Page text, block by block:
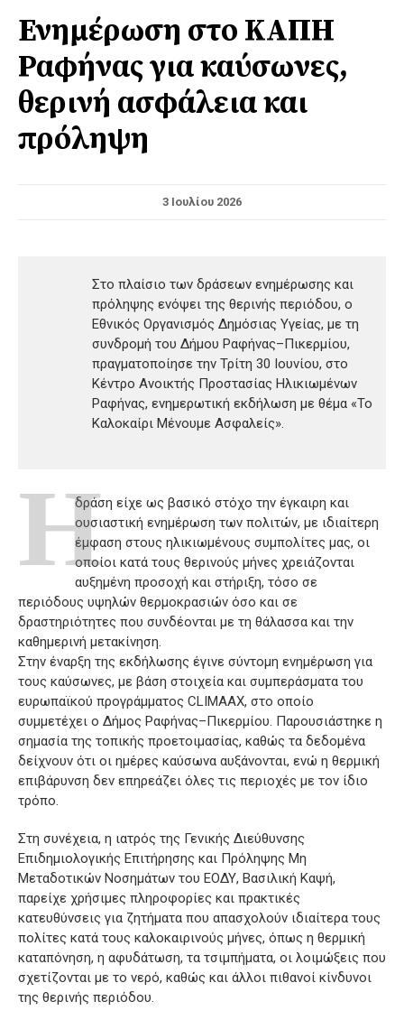
Ενημέρωση στο ΚΑΠΗ
Ραφήνας για καύσωνες,
θερινή ασφάλεια και
πρόληψη
3 Ιουλίου 2026
Στο πλαίσιο των δράσεων ενημέρωσης και
πρόληψης ενόψει της θερινής περιόδου, ο
Εθνικός Οργανισμός Δημόσιας Υγείας, με τη
συνδρομή του Δήμου Ραφήνας–Πικερμίου,
πραγματοποίησε την Τρίτη 30 Ιουνίου, στο
Κέντρο Ανοικτής Προστασίας Ηλικιωμένων
Ραφήνας, ενημερωτική εκδήλωση με θέμα «Το
Καλοκαίρι Μένουμε Ασφαλείς».
Ηδράση είχε ως βασικό στόχο την έγκαιρη και
ουσιαστική ενημέρωση των πολιτών, με ιδιαίτερη
έμφαση στους ηλικιωμένους συμπολίτες μας, οι
οποίοι κατά τους θερινούς μήνες χρειάζονται
αυξημένη προσοχή και στήριξη, τόσο σε
περιόδους υψηλών θερμοκρασιών όσο και σε
δραστηριότητες που συνδέονται με τη θάλασσα και την
καθημερινή μετακίνηση.
Στην έναρξη της εκδήλωσης έγινε σύντομη ενημέρωση για
τους καύσωνες, με βάση στοιχεία και συμπεράσματα του
ευρωπαϊκού προγράμματος CLIMAAX, στο οποίο
συμμετέχει ο Δήμος Ραφήνας–Πικερμίου. Παρουσιάστηκε η
σημασία της τοπικής προετοιμασίας, καθώς τα δεδομένα
δείχνουν ότι οι ημέρες καύσωνα αυξάνονται, ενώ η θερμική
επιβάρυνση δεν επηρεάζει όλες τις περιοχές με τον ίδιο
τρόπο.
Στη συνέχεια, η ιατρός της Γενικής Διεύθυνσης
Επιδημιολογικής Επιτήρησης και Πρόληψης Μη
Μεταδοτικών Νοσημάτων του ΕΟΔΥ, Βασιλική Καψή,
παρείχε χρήσιμες πληροφορίες και πρακτικές
κατευθύνσεις για ζητήματα που απασχολούν ιδιαίτερα τους
πολίτες κατά τους καλοκαιρινούς μήνες, όπως η θερμική
καταπόνηση, η αφυδάτωση, τα τσιμπήματα, οι λοιμώξεις που
σχετίζονται με το νερό, καθώς και άλλοι πιθανοί κίνδυνοι
της θερινής περιόδου.